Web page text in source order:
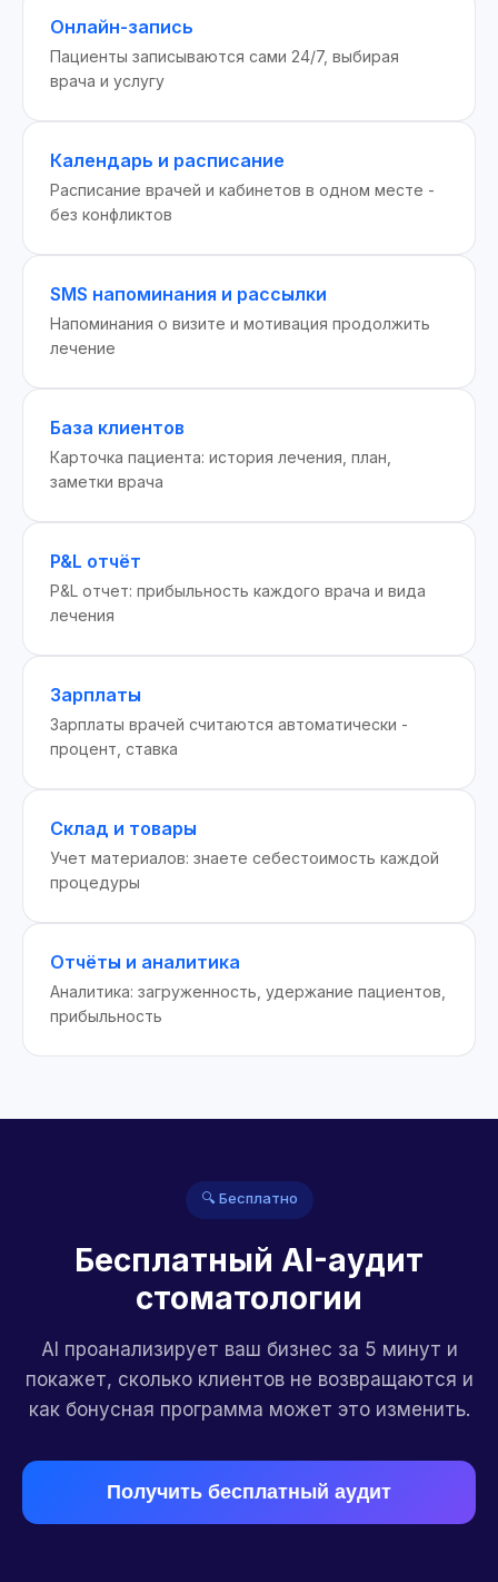
Онлайн-запись
Пациенты записываются сами 24/7, выбирая
врача и услугу
Календарь и расписание
Расписание врачей и кабинетов в одном месте -
без конфликтов
SMS напоминания и рассылки
Напоминания о визите и мотивация продолжить
лечение
База клиентов
Карточка пациента: история лечения, план,
заметки врача
P&L отчёт
P&L отчет: прибыльность каждого врача и вида
лечения
Зарплаты
Зарплаты врачей считаются автоматически -
процент, ставка
Склад и товары
Учет материалов: знаете себестоимость каждой
процедуры
Отчёты и аналитика
Аналитика: загруженность, удержание пациентов,
прибыльность
🔍 Бесплатно
Бесплатный AI-аудит
стоматологии
AI проанализирует ваш бизнес за 5 минут и
покажет, сколько клиентов не возвращаются и
как бонусная программа может это изменить.
Получить бесплатный аудит